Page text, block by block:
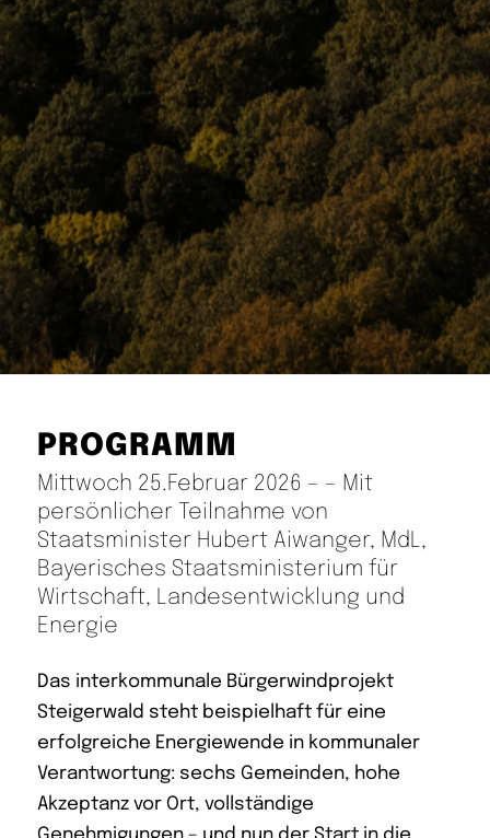
PROGRAMM
Mittwoch 25.Februar 2026 – – Mit
persönlicher Teilnahme von
Staatsminister Hubert Aiwanger, MdL,
Bayerisches Staatsministerium für
Wirtschaft, Landesentwicklung und
Energie
Das interkommunale Bürgerwindprojekt
Steigerwald steht beispielhaft für eine
erfolgreiche Energiewende in kommunaler
Verantwortung: sechs Gemeinden, hohe
Akzeptanz vor Ort, vollständige